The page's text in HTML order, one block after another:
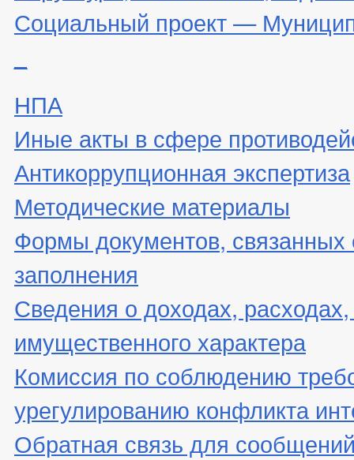
Социальный проект —
НПА
Иные акты в сфере
Антикоррупционная экспертиза
Методические материалы
Формы документов, связанных
заполнения
Сведения о доходах,
имущественного характера
Комиссия по соблюдению
урегулированию конфликта
Обратная связь для